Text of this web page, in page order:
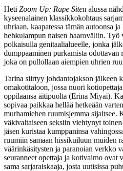
Heti Zoom Up: Rape Siten alussa
kyseenalainen klassikkokohtaus
uhriaan, kaapatessa tämän autoonsa
hehkulampun naisen haaroväliin. Työ
polkaisulla genitaalialueelle, jonka
dumppaaminen purkamista odottavan
joka on pullollaan aiempien uhrien
Tarina siirtyy johdantojakson jälkeen
omakotitaloon, jossa nuori
oppilaansa äitipuolta (Erina Miyai).
sopivaa paikkaa hellää hetkeään
murhamiehen ruumisjemma sijaitsee.
väkivaltaiseen seksiin viehtynyt
jäsen kuristaa kumppaninsa
ruumiin samaan hissikuiluun muiden
väärinkäsitysten ja paranoian verkko
seuranneet opettaja ja kotivaimo ovat
sama sarjaraiskaaja, josta uutisissa